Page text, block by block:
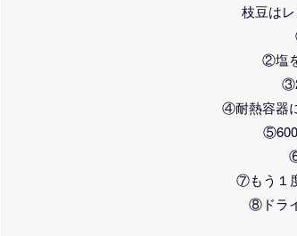
枝豆は
②塩
④耐熱容器
⑦もう１
⑧ドラ